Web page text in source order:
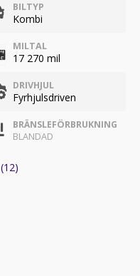
BILTYP
Kombi
MILTAL
17 270 mil
DRIVHJUL
Fyrhjulsdriven
BRÄNSLEFÖRBRUKNING
BLANDAD
(12)